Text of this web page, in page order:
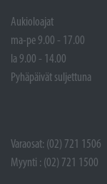
Aukioloajat
ma-pe 9.00 - 17.00
la 9.00 - 14.00
Pyhäpäivät suljettuna
Varaosat: (02) 721 1506
Myynti : (02) 721 1500